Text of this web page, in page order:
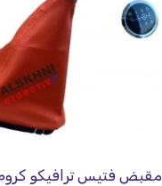
مقبض فتيس ترافيكو